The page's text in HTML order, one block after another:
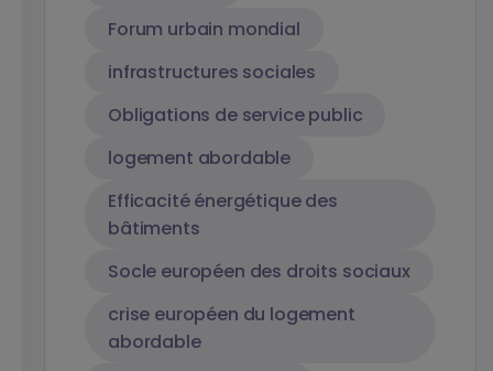
Forum urbain mondial
infrastructures sociales
Obligations de service public
logement abordable
Efficacité énergétique des
bâtiments
Socle européen des droits sociaux
crise européen du logement
abordable